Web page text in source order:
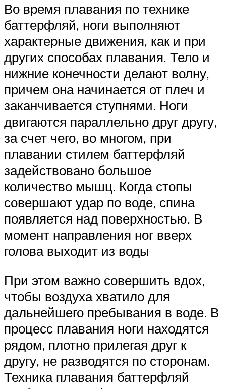
Во время плавания по технике
баттерфляй, ноги выполняют
характерные движения, как и при
других способах плавания. Тело и
нижние конечности делают волну,
причем она начинается от плеч и
заканчивается ступнями. Ноги
двигаются параллельно друг другу,
за счет чего, во многом, при
плавании стилем баттерфляй
задействовано большое
количество мышц. Когда стопы
совершают удар по воде, спина
появляется над поверхностью. В
момент направления ног вверх
голова выходит из воды
При этом важно совершить вдох,
чтобы воздуха хватило для
дальнейшего пребывания в воде. В
процесс плавания ноги находятся
рядом, плотно прилегая друг к
другу, не разводятся по сторонам.
Техника плавания баттерфляй